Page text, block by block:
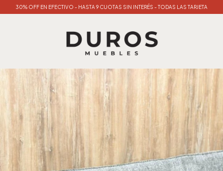
30% OFF EN EFECTIVO - HASTA 9 CUOTAS SIN INTERÉS - TODAS LAS TARJETA